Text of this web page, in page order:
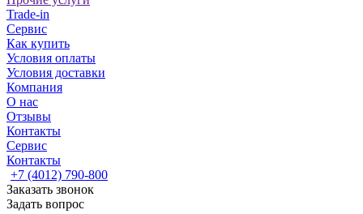
Trade-in
Сервис
Как купить
Условия оплаты
Условия доставки
Компания
О нас
Отзывы
Контакты
Сервис
Контакты
+7 (4012) 790-800
Заказать звонок
Задать вопрос